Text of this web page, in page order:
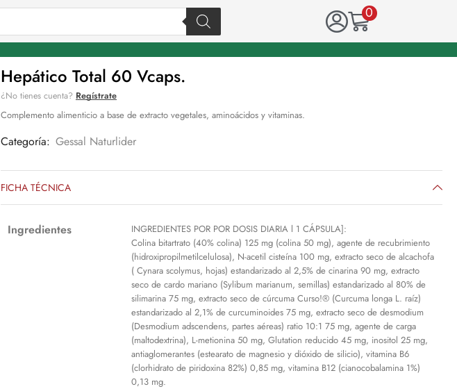
0
Hepático Total 60 Vcaps.
¿No tienes cuenta? Regístrate
Complemento alimenticio a base de extracto vegetales, aminoácidos y vitaminas.
Categoría: Gessal Naturlider
FICHA TÉCNICA
Ingredientes
INGREDIENTES POR POR DOSIS DIARIA l 1 CÁPSULA]:
Colina bitartrato (40% colina) 125 mg (colina 50 mg), agente de recubrimiento
(hidroxipropilmetilcelulosa), N-acetil cisteína 100 mg, extracto seco de alcachofa
( Cynara scolymus, hojas) estandarizado al 2,5% de cinarina 90 mg, extracto
seco de cardo mariano (Sylibum marianum, semillas) estandarizado al 80% de
silimarina 75 mg, extracto seco de cúrcuma Curso!® (Curcuma longa L. raíz)
estandarizado al 2,1% de curcuminoides 75 mg, extracto seco de desmodium
(Desmodium adscendens, partes aéreas) ratio 10:1 75 mg, agente de carga
(maltodextrina), L-metionina 50 mg, Glutation reducido 45 mg, inositol 25 mg,
antiaglomerantes (estearato de magnesio y dióxido de silicio), vitamina B6
(clorhidrato de piridoxina 82%) 0,85 mg, vitamina B12 (cianocobalamina 1%)
0,13 mg.